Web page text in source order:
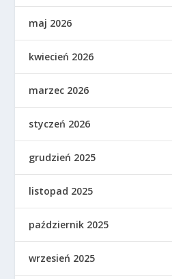
maj 2026
kwiecień 2026
marzec 2026
styczeń 2026
grudzień 2025
listopad 2025
październik 2025
wrzesień 2025